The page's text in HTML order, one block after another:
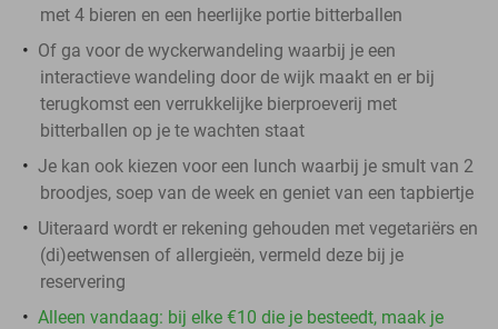
met 4 bieren en een heerlijke portie bitterballen
Of ga voor de wyckerwandeling waarbij je een
interactieve wandeling door de wijk maakt en er bij
terugkomst een verrukkelijke bierproeverij met
bitterballen op je te wachten staat
Je kan ook kiezen voor een lunch waarbij je smult van 2
broodjes, soep van de week en geniet van een tapbiertje
Uiteraard wordt er rekening gehouden met vegetariërs en
(di)eetwensen of allergieën, vermeld deze bij je
reservering
Alleen vandaag: bij elke €10 die je besteedt, maak je